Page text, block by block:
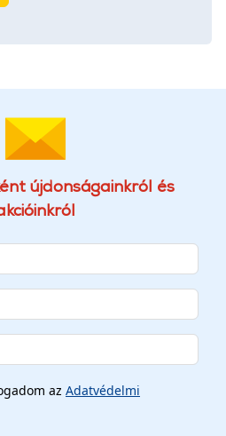
újdonságainkról és
az Adatvédelmi